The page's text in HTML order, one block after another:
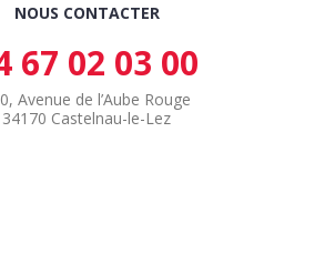
NOUS CONTACTER
67 02 03 00
Avenue de l’Aube Rouge
34170 Castelnau-le-Lez